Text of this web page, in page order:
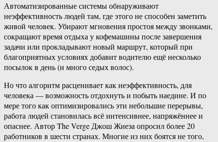
Автоматизированные системы обнаруживают
неэффективность людей там, где этого не способен заметить
живой человек. Убирают мгновения простоя между звонками,
сокращают время отдыха у кофемашины после завершения
задачи или прокладывают новый маршрут, который при
благоприятных условиях добавит водителю ещё несколько
посылок в день (и много седых волос).
Но что алгоритм расценивает как неэффективность, для
человека — возможность отдохнуть и побыть наедине. И по
мере того как оптимизировались эти небольшие перерывы,
работа людей становилась всё интенсивнее, напряжённее и
опаснее. Автор The Verge Джош Жиеза опросил более 20
работников в шести странах. Многие из них боятся не того,